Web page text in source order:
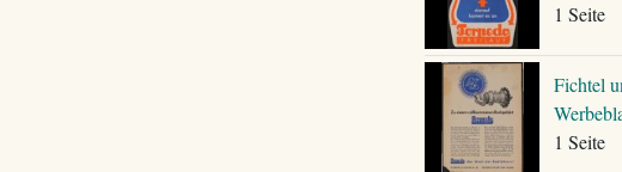
1 Seite
Fichtel
1 Seite